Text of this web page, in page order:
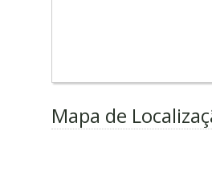
Mapa de